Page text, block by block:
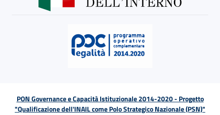
PON Governance e Capacità Istituzionale 2014-2020 - Progetto
"Qualificazione dell'INAIL come Polo Strategico Nazionale (PSN)"